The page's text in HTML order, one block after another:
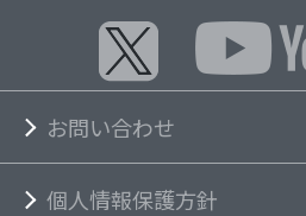
お問い合わせ
個人情報保護方針